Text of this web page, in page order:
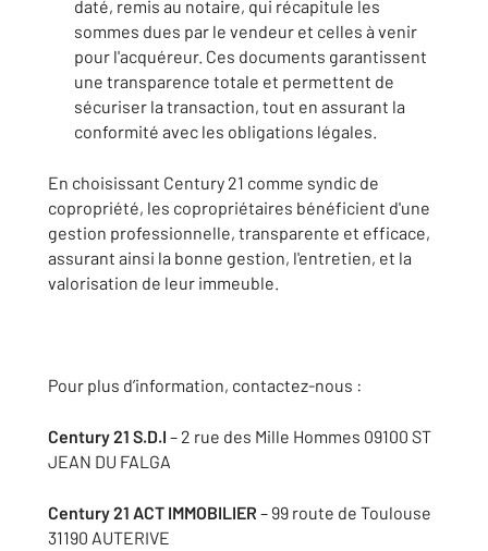
daté, remis au notaire, qui récapitule les
sommes dues par le vendeur et celles à venir
pour l'acquéreur. Ces documents garantissent
une transparence totale et permettent de
sécuriser la transaction, tout en assurant la
conformité avec les obligations légales.
En choisissant Century 21 comme syndic de
copropriété, les copropriétaires bénéficient d'une
gestion professionnelle, transparente et efficace,
assurant ainsi la bonne gestion, l'entretien, et la
valorisation de leur immeuble.
Pour plus d’information, contactez-nous :
Century 21 S.D.I – 2 rue des Mille Hommes 09100 ST
JEAN DU FALGA
Century 21 ACT IMMOBILIER – 99 route de Toulouse
31190 AUTERIVE